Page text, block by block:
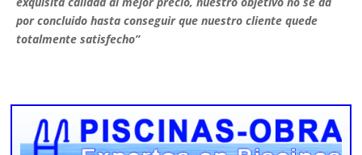
por concluido hasta conseguir que nuestro cliente quede
totalmente satisfecho”